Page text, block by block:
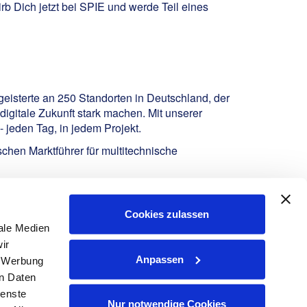
Medien
Daten
Cookies zulassen
Anpassen
Nur notwendige Cookies
Dich jetzt bei SPIE und werde Teil eines
an 250 Standorten in Deutschland, der
Zukunft stark machen. Mit unserer
Tag, in jedem Projekt.
Marktführer für multitechnische